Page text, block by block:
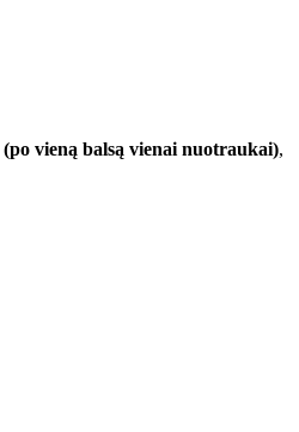
(po vieną balsą vienai nuotraukai),